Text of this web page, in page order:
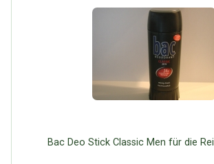
Bac Deo Stick Classic Men für die